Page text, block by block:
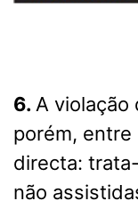
6. A violação
porém, entre
directa:
não